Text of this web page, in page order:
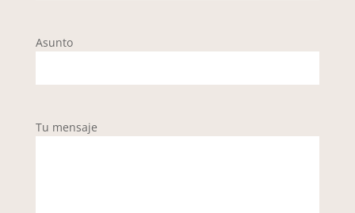
Asunto
Tu mensaje